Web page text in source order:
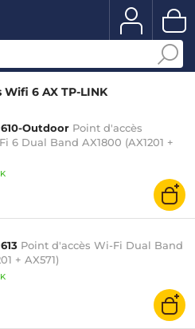
6 AX TP-LINK
Outdoor Point d'accès
6 Dual Band AX1800 (AX1201 +
Point d'accès Wi-Fi Dual Band
+ AX571)